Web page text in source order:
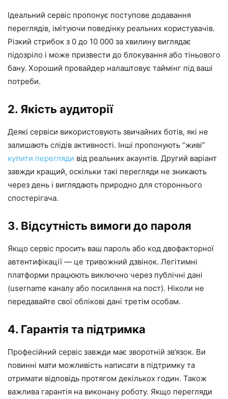
Ідеальний сервіс пропонує поступове додавання
переглядів, імітуючи поведінку реальних користувачів.
Різкий стрибок з 0 до 10 000 за хвилину виглядає
підозріло і може призвести до блокування або тіньового
бану. Хороший провайдер налаштовує таймінг під ваші
потреби.
2. Якість аудиторії
Деякі сервіси використовують звичайних ботів, які не
залишають слідів активності. Інші пропонують “живі”
купити перегляди від реальних акаунтів. Другий варіант
завжди кращий, оскільки такі перегляди не зникають
через день і виглядають природно для стороннього
спостерігача.
3. Відсутність вимоги до пароля
Якщо сервіс просить ваш пароль або код двофакторної
автентифікації — це тривожний дзвінок. Легітимні
платформи працюють виключно через публічні дані
(username каналу або посилання на пост). Ніколи не
передавайте свої облікові дані третім особам.
4. Гарантія та підтримка
Професійний сервіс завжди має зворотній зв’язок. Ви
повинні мати можливість написати в підтримку та
отримати відповідь протягом декількох годин. Також
важлива гарантія на виконану роботу. Якщо перегляди